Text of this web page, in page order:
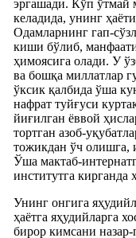
эргашади. Кўп ўтмай
келадида, унинг
Одамларнинг гап-
киши бўлиб,
ҳимоясига олади. У
ва бошқа миллатлар
ўксик қалбида ўша
нафрат туйғуси
йиғилган ёввой
тортган азоб-
тожикдан ўч олишга,
Ўша мактаб-
институтга
Унинг онгига
ҳаётга яҳудийларга
бирор кимсани